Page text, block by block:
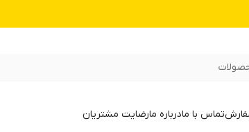
تماس با مادرباره مارضایت مشتریان